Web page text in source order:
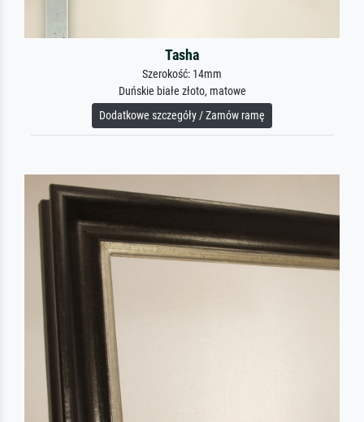
Tasha
Szerokość: 14mm
Duńskie białe złoto, matowe
Dodatkowe szczegóły / Zamów ramę